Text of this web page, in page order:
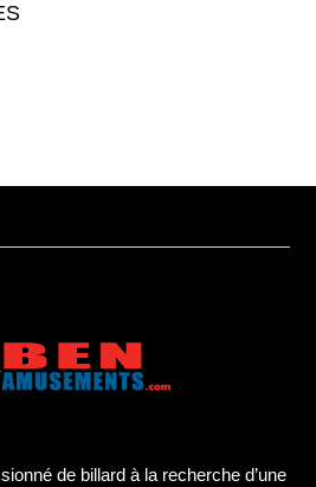
de billard à la recherche d’une